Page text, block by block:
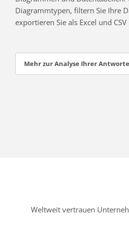
Diagrammtypen, filtern Sie Ihre
exportieren Sie als Excel und
Mehr zur Analyse Ihrer
Weltweit vertrauen